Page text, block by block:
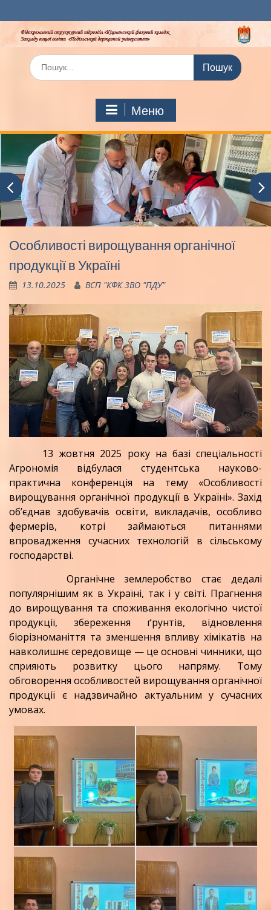
до
вмісту
Шукати:
Меню
Особливості вирощування органічної
продукції в Україні
13.10.2025 ВСП "КФК ЗВО "ПДУ"
13 жовтня 2025 року на базі спеціальності
Агрономія відбулася студентська науково-
практична конференція на тему «Особливості
вирощування органічної продукції в Україні». Захід
об’єднав здобувачів освіти, викладачів, особливо
фермерів, котрі займаються питаннями
впровадження сучасних технологій в сільському
господарстві.
Органічне землеробство стає дедалі
популярнішим як в Україні, так і у світі. Прагнення
до вирощування та споживання екологічно чистої
продукції, збереження ґрунтів, відновлення
біорізноманіття та зменшення впливу хімікатів на
навколишнє середовище — це основні чинники, що
сприяють розвитку цього напряму. Тому
обговорення особливостей вирощування органічної
продукції є надзвичайно актуальним у сучасних
умовах.